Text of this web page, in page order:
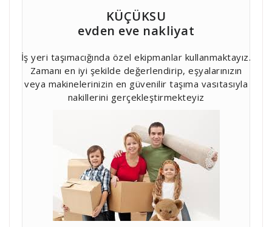
KÜÇÜKSU
evden eve nakliyat
İş yeri taşımacığında özel ekipmanlar kullanmaktayız.
Zamanı en iyi şekilde değerlendirip, eşyalarınızın
veya makinelerinizin en güvenilir taşıma vasıtasıyla
nakillerini gerçekleştirmekteyiz